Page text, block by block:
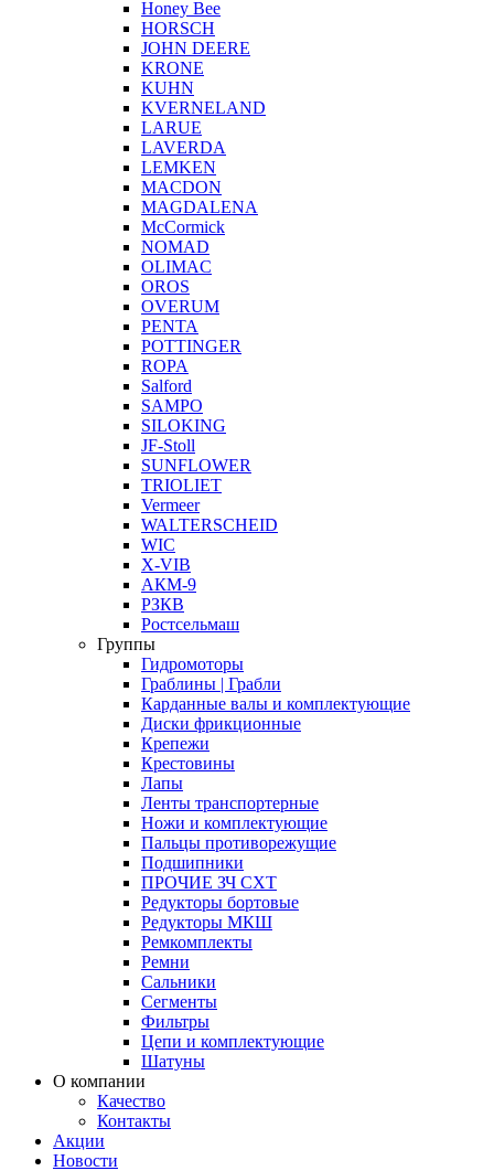
Honey Bee
HORSCH
JOHN DEERE
KRONE
KUHN
KVERNELAND
LARUE
LAVERDA
LEMKEN
MACDON
MAGDALENA
McCormick
NOMAD
OLIMAC
OROS
OVERUM
PENTA
POTTINGER
ROPA
Salford
SAMPO
SILOKING
JF-Stoll
SUNFLOWER
TRIOLIET
Vermeer
WALTERSCHEID
WIC
X-VIB
АКМ-9
РЗКВ
Ростсельмаш
Группы
Гидромоторы
Граблины | Грабли
Карданные валы и комплектующие
Диски фрикционные
Крепежи
Крестовины
Лапы
Ленты транспортерные
Ножи и комплектующие
Пальцы противорежущие
Подшипники
ПРОЧИЕ ЗЧ СХТ
Редукторы бортовые
Редукторы МКШ
Ремкомплекты
Ремни
Сальники
Сегменты
Фильтры
Цепи и комплектующие
Шатуны
О компании
Качество
Контакты
Акции
Новости